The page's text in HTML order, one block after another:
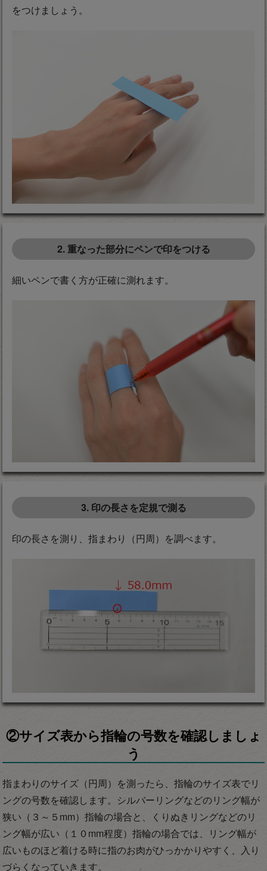
をつけましょう。
2. 重なった部分にペンで印をつける
細いペンで書く方が正確に測れます。
3. 印の長さを定規で測る
印の長さを測り、指まわり（円周）を調べます。
②サイズ表から指輪の号数を確認しましょ
う
指まわりのサイズ（円周）を測ったら、指輪のサイズ表でリ
ングの号数を確認します。シルバーリングなどのリング幅が
狭い（３～５mm）指輪の場合と、くりぬきリングなどのリ
ング幅が広い（１０mm程度）指輪の場合では、リング幅が
広いものほど着ける時に指のお肉がひっかかりやすく、入り
づらくなっていきます。